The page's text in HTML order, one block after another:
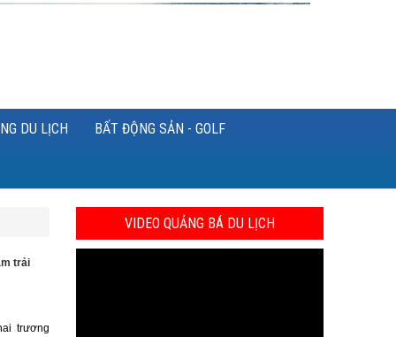
DU LỊCH BẤT ĐỘNG SẢN - GOLF
trải
trương
VIDEO QUẢNG BÁ DU LỊCH